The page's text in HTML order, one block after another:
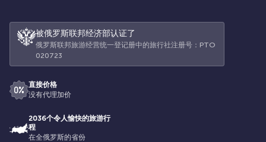
被俄罗斯联邦经济部认证了
俄罗斯联邦旅游经营统一登记册中的旅行社注册号：РТО
020723
直接价格
没有代理加价
2036个令人愉快的旅游行
程
在全俄罗斯的省份